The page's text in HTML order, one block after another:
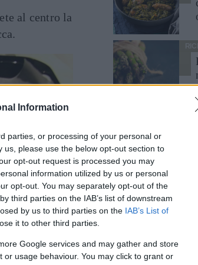
Information
parties, or processing of your personal or
please use the below opt-out section to
opt-out request is processed you may
information utilized by us or personal
opt-out. You may separately opt-out of the
third parties on the IAB’s list of downstream
by us to third parties on the IAB’s List of
it to other third parties.
Google services and may gather and store
usage behaviour. You may click to grant or
al centro la